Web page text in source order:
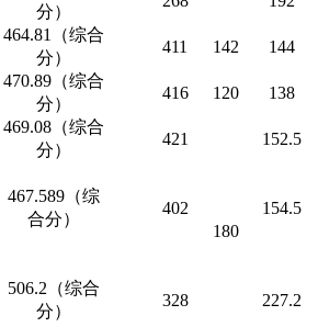
分）
464.81（综合
分）
411 142
144
470.89（综合
分）
416 120
138
469.08（综合
分）
421
180
152.5
467.589（综
合分）
402 154.5
506.2（综合
分）
328 227.2